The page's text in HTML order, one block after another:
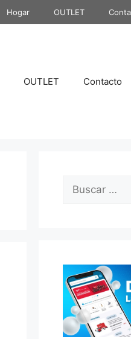
Hogar OUTLET
OUTLET Contacto
Buscar: